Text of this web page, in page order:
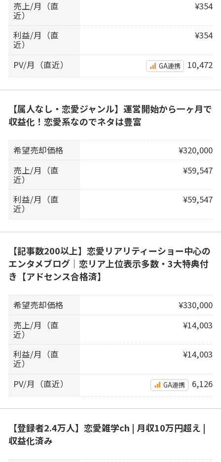
売上/月（直
近）
¥354
利益/月（直
近）
¥354
PV/月（直近） GA連携 10,472
【属人なし・恋愛ジャンル】運営開始から一ヶ月で
収益化！恋愛系なのでネタは豊富
希望売却価格
¥320,000
売上/月（直
近）
¥59,547
利益/月（直
近）
¥59,547
【記事数200以上】恋愛リアリティーショー中心の
エンタメブログ｜恋リア上位表示多数・3大特典付
き【アドセンス合格済】
希望売却価格
¥330,000
売上/月（直
近）
¥14,003
利益/月（直
近）
¥14,003
PV/月（直近） GA連携 6,126
【登録者2.4万人】恋愛雑学ch | 月収10万円超え |
収益化済み